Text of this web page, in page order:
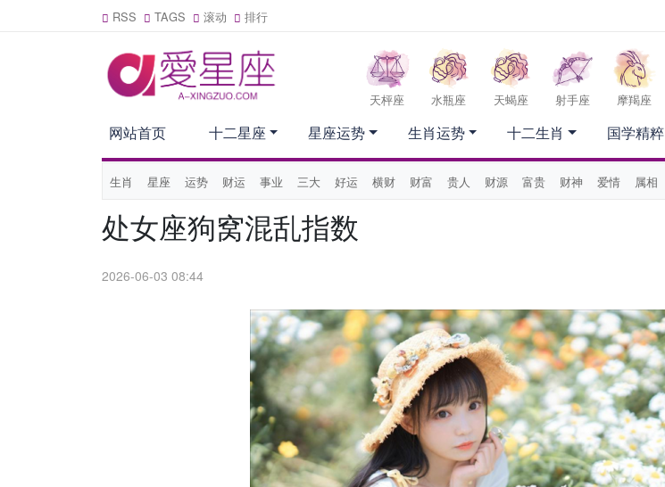
RSS TAGS 滚动 排行
天枰座 水瓶座 天蝎座 射手座 摩羯座
网站首页
生肖 星座 运势 财运 事业 三大 好运 横财 财富 贵人 财源 富贵 财神 爱情 属相
十二星座 星座运势 生肖运势 十二生肖 国学精粹
处女座狗窝混乱指数
2026-06-03 08:44